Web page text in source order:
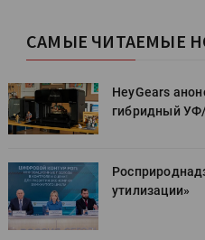
САМЫЕ ЧИТАЕМЫЕ
HeyGears
гибридный
утилизации»